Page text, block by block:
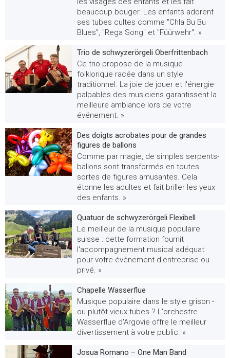
beaucoup bouger. Les enfants adorent
ses tubes cultes comme "Chla Bu Bu
Blues", "Rega Song" et "Füürwehr". »
Trio de schwyzerörgeli Oberfrittenbach
Ce trio propose de la musique
folklorique racée dans un style
traditionnel. La joie de jouer et l'énergie
palpables des musiciens garantissent la
meilleure ambiance lors de votre
événement. »
Des doigts acrobates pour de grandes
figures de ballons
Comme par magie, de simples serpents-
ballons sont transformés en toutes
sortes de figures amusantes. Cela
étonne les adultes et fait briller les yeux
des enfants. »
Quatuor de schwyzerörgeli Flexibell
Le meilleur de la musique populaire
suisse : cette formation fournit
l'accompagnement musical adéquat
pour votre événement d'entreprise ou
privé. »
Chapelle Wasserflue
Musique populaire dans le style grison -
ou plutôt vieux tubes ? L'orchestre
Wasserflue d'Argovie offre le meilleur
divertissement à votre public. »
Josua Romano – One Man Band